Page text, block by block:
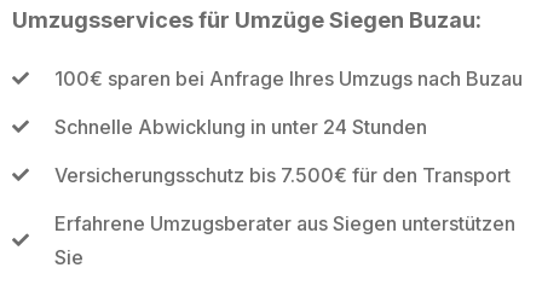
Umzugsservices für Umzüge Siegen Buzau:
100€ sparen bei Anfrage Ihres Umzugs nach Buzau
Schnelle Abwicklung in unter 24 Stunden
Versicherungsschutz bis 7.500€ für den Transport
Erfahrene Umzugsberater aus Siegen unterstützen
Sie